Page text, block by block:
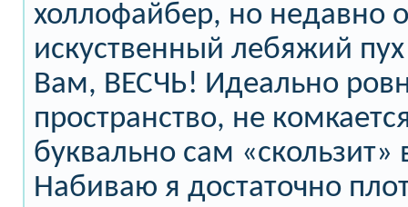
холлофайбер, но недавно
искуственный лебяжий
Вам, ВЕСЧЬ! Идеально
пространство, не
буквально сам «скользит»
Набиваю я достаточно